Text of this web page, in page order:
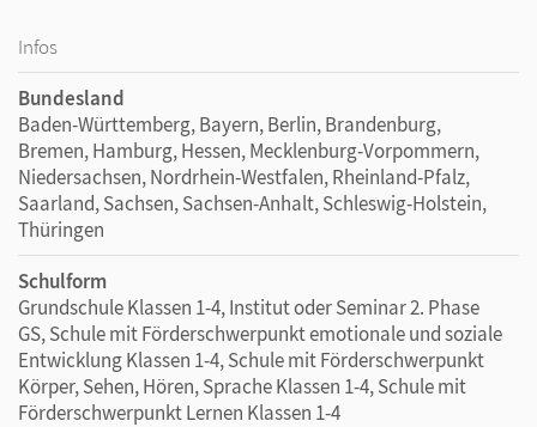
Infos
Bundesland
Baden-Württemberg, Bayern, Berlin, Brandenburg,
Bremen, Hamburg, Hessen, Mecklenburg-Vorpommern,
Niedersachsen, Nordrhein-Westfalen, Rheinland-Pfalz,
Saarland, Sachsen, Sachsen-Anhalt, Schleswig-Holstein,
Thüringen
Schulform
Grundschule Klassen 1-4, Institut oder Seminar 2. Phase
GS, Schule mit Förderschwerpunkt emotionale und soziale
Entwicklung Klassen 1-4, Schule mit Förderschwerpunkt
Körper, Sehen, Hören, Sprache Klassen 1-4, Schule mit
Förderschwerpunkt Lernen Klassen 1-4